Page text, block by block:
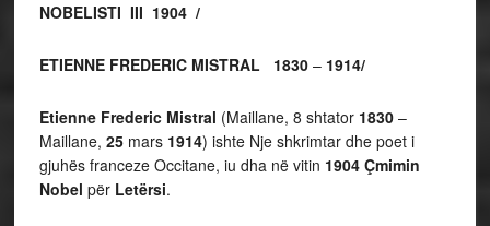
NOBELISTI III 1904 /
ETIENNE FREDERIC MISTRAL 1830– 1914/
Etienne Frederic Mistral (Maillane, 8 shtator 1830–
Maillane, 25 mars 1914) ishte Nje shkrimtar dhe poet i
gjuhës franceze Occitane, iu dha në vitin 1904 Çmimin
Nobel për Letërsi.